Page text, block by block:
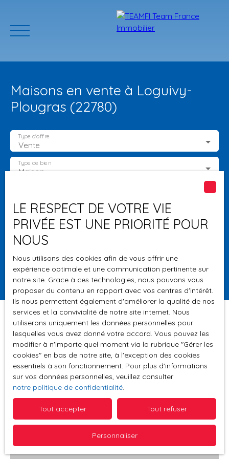
ACCUEIL PROGRAMMES
Estimation
Maisons en vente à Loguivy-
Plougras (22780)
Vente
Type d'offre
Maison
Type de bien
Budget max (€)
Surface min (m²)
Rechercher
Pertinence
Trier par Créer une alerte
LE RESPECT DE VOTRE VIE
PRIVÉE EST UNE PRIORITÉ POUR
NOUS
Nous utilisons des cookies afin de vous offrir une
expérience optimale et une communication pertinente sur
notre site. Grace à ces technologies, nous pouvons vous
proposer du contenu en rapport avec vos centres d'intérêt.
Ils nous permettent également d'améliorer la qualité de nos
services et la convivialité de notre site internet. Nous
utiliserons uniquement les données personnelles pour
lesquelles vous avez donné votre accord. Vous pouvez les
modifier à n'importe quel moment via la rubrique ″Gérer les
cookies″ en bas de notre site, à l'exception des cookies
essentiels à son fonctionnement. Pour plus d'informations
sur vos données personnelles, veuillez consulter
notre politique de confidentialité.
Tout accepter Tout refuser
Personnaliser